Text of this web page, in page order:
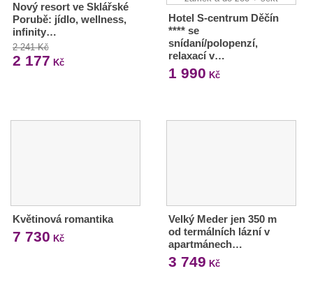
Nový resort ve Sklářské
Porubě: jídlo, wellness,
infinity…
2 241 Kč
2 177 Kč
Hotel S-centrum Děčín
**** se
snídaní/polopenzí,
relaxací v…
1 990 Kč
Květinová romantika
7 730 Kč
Velký Meder jen 350 m
od termálních lázní v
apartmánech…
3 749 Kč